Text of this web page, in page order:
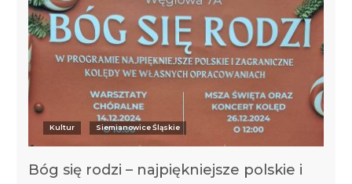
Kultur Siemianowice Śląskie
Bóg się rodzi – najpiękniejsze polskie i